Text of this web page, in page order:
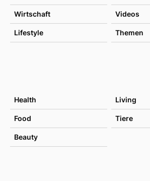
Wirtschaft Videos
Lifestyle Themen
Health Living
Food Tiere
Beauty